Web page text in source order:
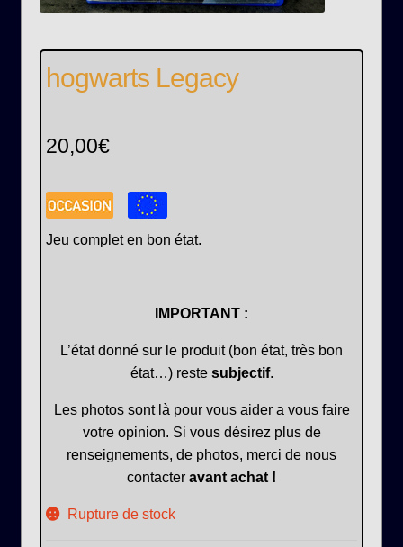
hogwarts Legacy
20,00€
Jeu complet en bon état.
IMPORTANT :
L’état donné sur le produit (bon état, très bon
état…) reste subjectif.
Les photos sont là pour vous aider a vous faire
votre opinion. Si vous désirez plus de
renseignements, de photos, merci de nous
contacter avant achat !
Rupture de stock